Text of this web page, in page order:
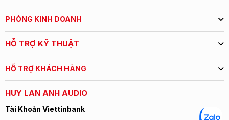
Transducer complement
Bass driver
130mm Woven Kevlar Cone
PHÒNG KINH DOANH
HỖ TRỢ KỸ THUẬT
HỖ TRỢ KHÁCH HÀNG
HUY LAN ANH AUDIO
Tài Khoản Viettinbank